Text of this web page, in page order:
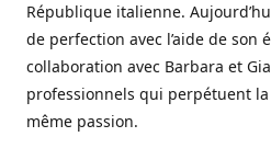
République italienne.
de perfection avec l’aide de son
collaboration avec Barbara et
professionnels qui perpétuent
même passion.